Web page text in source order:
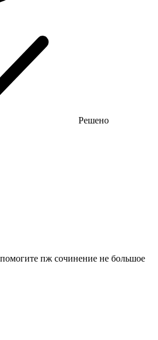
Решено
пж сочинение не большое